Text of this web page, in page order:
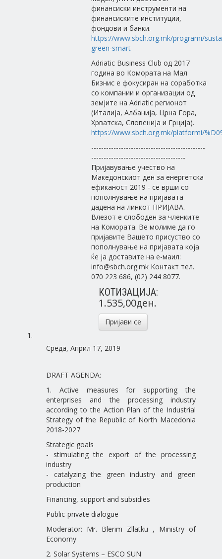
финансиски инструменти на
финансиските институции,
фондови и банки.
https://www.sbch.org.mk/programi/
green-smart
Adriatic Business Club од 2017
година во Комората на Мал
Бизнис е фокусиран на соработка
со компании и организации од
земјите на Adriatic регионот
(Италија, Албанија, Црна Гора,
Хрватска, Словенија и Грција).
https://www.sbch.org.mk/platformi/
----------------------------------------------
--------------------------------------
Пријавување учество на
Македонскиот ден за енергетска
ефиканост 2019 - се врши со
пополнување на пријавата
дадена на линкот ПРИЈАВА.
Влезот е слободен за членките
на Комората. Ве молиме да го
пријавите Вашето присуство со
пополнување на пријавата која
ќе ја доставите на е-маил:
info@sbch.org.mk Контакт тел.
070 223 686, (02) 244 8077.
КОТИЗАЦИЈА:
1.535,00ден.
Пријави се
Среда, Април 17, 2019
DRAFT AGENDA:
1. Active measures for supporting the
enterprises and the processing industry
according to the Action Plan of the Industrial
Strategy of the Republic of North Macedonia
2018-2027
Strategic goals
- stimulating the export of the processing
industry
- catalyzing the green industry and green
production
Financing, support and subsidies
Public-private dialogue
Moderator: Mr. Blerim Zllatku , Ministry of
Economy
2. Solar Systems – ESCO SUN